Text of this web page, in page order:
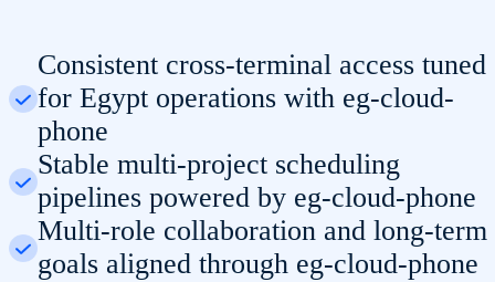
Consistent cross-terminal access tuned
for Egypt operations with eg-cloud-
phone
Stable multi-project scheduling
pipelines powered by eg-cloud-phone
Multi-role collaboration and long-term
goals aligned through eg-cloud-phone